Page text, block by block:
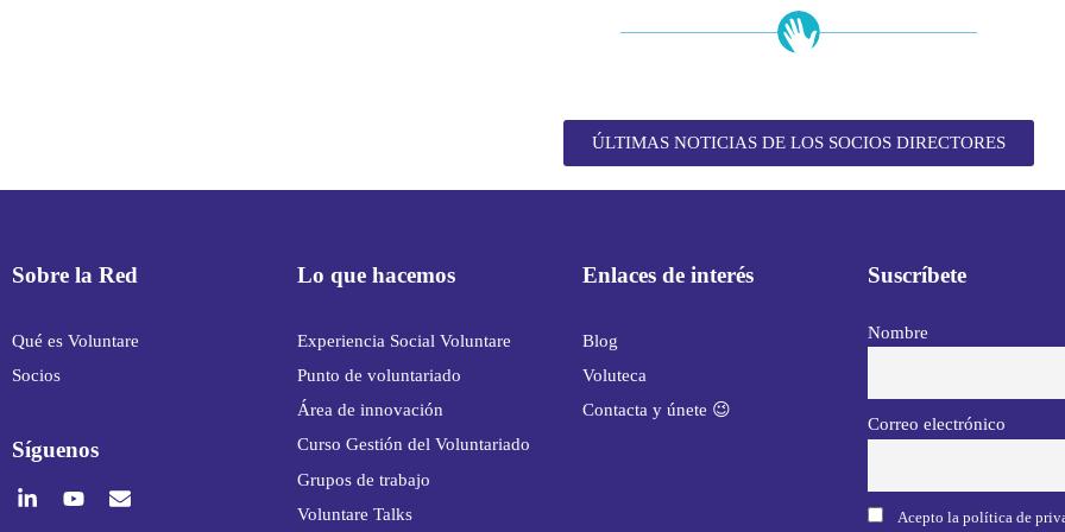
ÚLTIMAS NOTICIAS DE LOS SOCIOS DIRECTORES
Sobre la Red
Qué es Voluntare
Socios
Síguenos
Lo que hacemos
Experiencia Social Voluntare
Punto de voluntariado
Área de innovación
Curso Gestión del Voluntariado
Grupos de trabajo
Voluntare Talks
Enlaces de interés
Blog
Voluteca
Contacta y únete 😉
Suscríbete
Nombre
Correo electrónico
Acepto la política de